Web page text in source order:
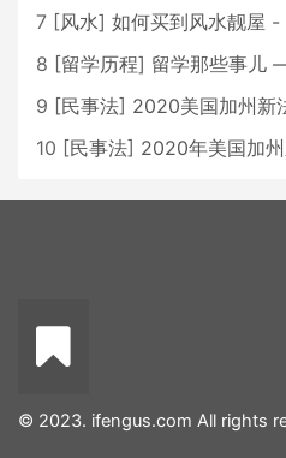
7 [风水] 如何买到风水靓屋 -
8 [留学历程] 留学那些事儿 —— 探秘
9 [民事法] 2020美国加州新
10 [民事法] 2020年美国加州
© 2023. ifengus.com All rights